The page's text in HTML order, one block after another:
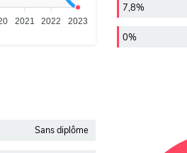
2021 2022 2023
7,8%
0%
Sans diplôme